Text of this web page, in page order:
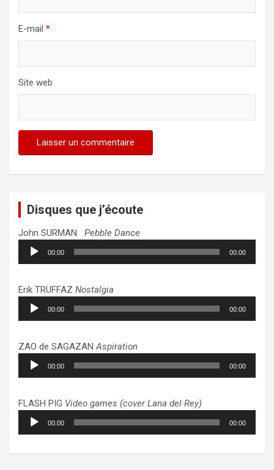
E-mail *
Site web
Disques que j’écoute
John SURMAN Pebble Dance
Lecteur
audio
00:00 00:00
Erik TRUFFAZ Nostalgia
Lecteur
audio
00:00 00:00
ZAO de SAGAZANAspiration
Lecteur
audio
00:00 00:00
FLASH PIG Video games (cover Lana del Rey)
Lecteur
audio
00:00 00:00